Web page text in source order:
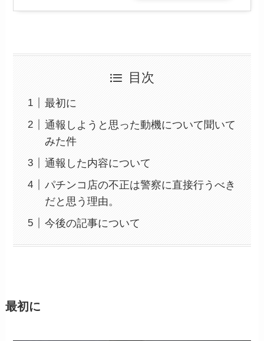
目次
最初に
通報しようと思った動機について聞いて
みた件
通報した内容について
パチンコ店の不正は警察に直接行うべき
だと思う理由。
今後の記事について
最初に